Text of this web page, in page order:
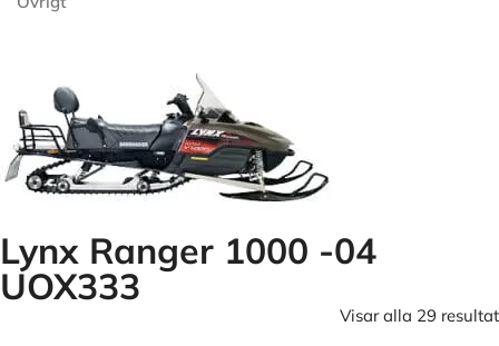
Lynx Ranger 1000 -04
UOX333
Visar alla 29 resultat